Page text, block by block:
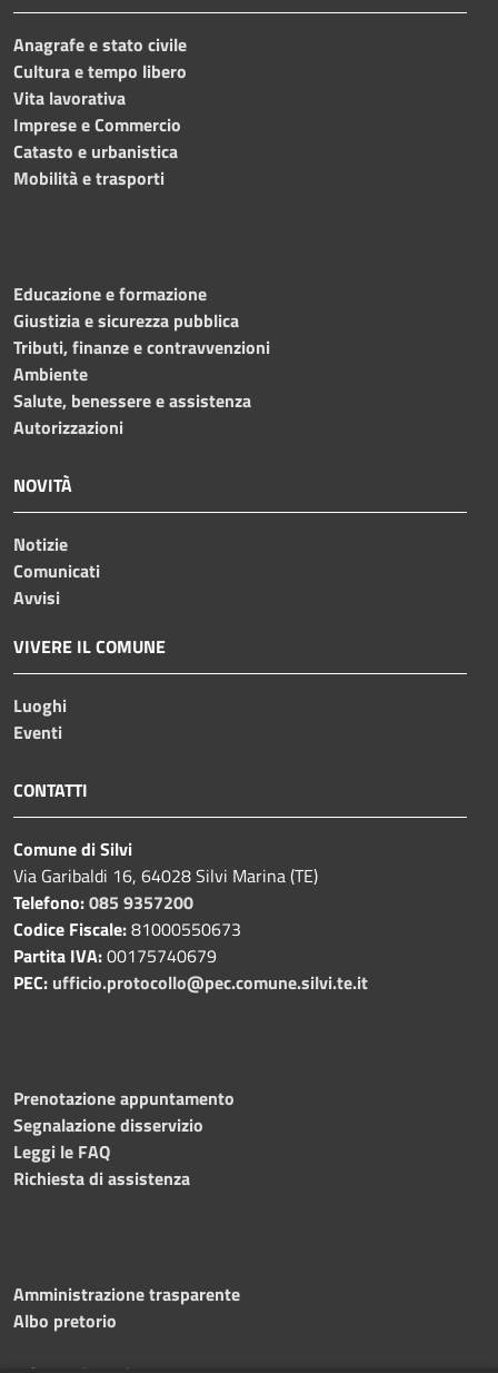
Anagrafe e stato civile
Cultura e tempo libero
Vita lavorativa
Imprese e Commercio
Catasto e urbanistica
Mobilità e trasporti
Educazione e formazione
Giustizia e sicurezza pubblica
Tributi, finanze e contravvenzioni
Ambiente
Salute, benessere e assistenza
Autorizzazioni
NOVITÀ
Notizie
Comunicati
Avvisi
VIVERE IL COMUNE
Luoghi
Eventi
CONTATTI
Comune di Silvi
Via Garibaldi 16, 64028 Silvi Marina (TE)
Telefono:085 9357200
Codice Fiscale:81000550673
Partita IVA:00175740679
PEC: ufficio.protocollo@pec.comune.silvi.te.it
Prenotazione appuntamento
Segnalazione disservizio
Leggi le FAQ
Richiesta di assistenza
Amministrazione trasparente
Albo pretorio